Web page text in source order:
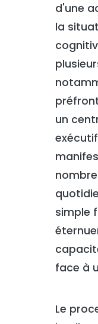
d'une
la
un
simple
face à
Le